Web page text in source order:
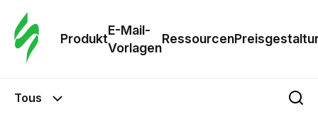
Produkt
E-Mail-
Vorlagen
Ressourcen
Tous